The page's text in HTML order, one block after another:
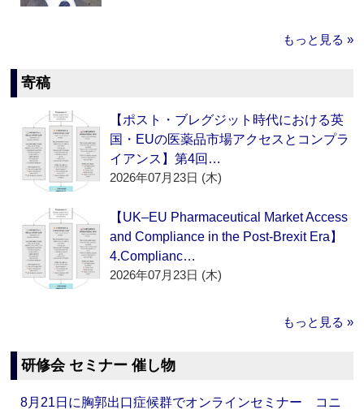
もっと見る »
寄稿
【ポスト・ブレグジット時代における英
国・EUの医薬品市場アクセスとコンプラ
イアンス】第4回…
2026年07月23日 (木)
【UK–EU Pharmaceutical Market Access
and Compliance in the Post-Brexit Era】
4.Complianc…
2026年07月23日 (木)
もっと見る »
研修会 セミナー 催し物
8月21日に胸郭出口症候群でオンラインセミナー コニ